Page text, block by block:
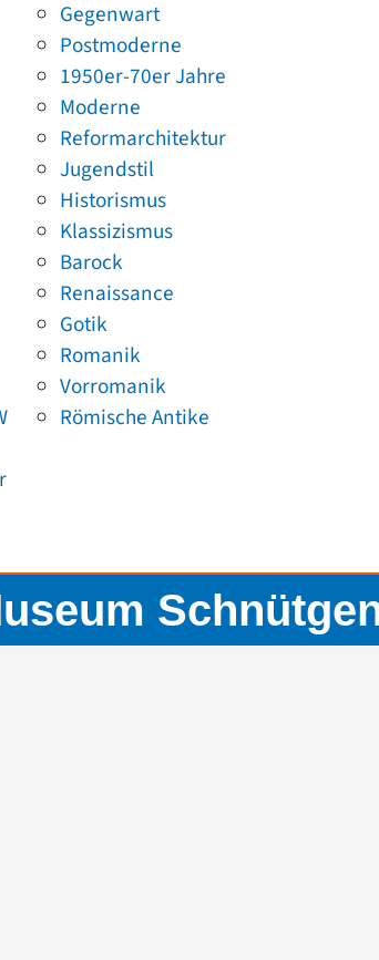
Gegenwart
Postmoderne
1950er-70er Jahre
Moderne
Reformarchitektur
Jugendstil
Historismus
Klassizismus
Barock
Renaissance
Gotik
Romanik
Vorromanik
Römische Antike